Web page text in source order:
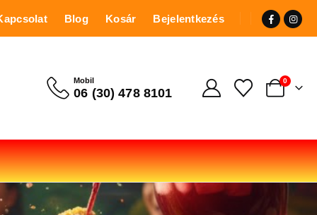
Blog Kosár Bejelentkezés
Mobil
06 (30) 478 8101
0